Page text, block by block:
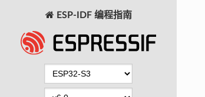
ESP-IDF 编程指南